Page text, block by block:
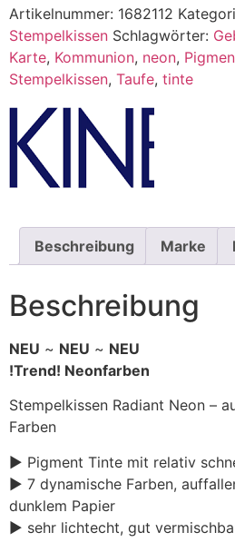
Artikelnummer: 1682112
Stempelkissen Schlagwörter:
Karte, Kommunion, neon,
Stempelkissen, Taufe, tinte
Beschreibung Marke
Beschreibung
NEU ~ NEU ~ NEU
!Trend! Neonfarben
Stempelkissen Radiant Neon –
Farben
► Pigment Tinte mit relativ
► 7 dynamische Farben,
dunklem Papier
► sehr lichtecht, gut